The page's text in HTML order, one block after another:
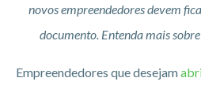
novos empreendedores devem
documento. Entenda mais
Empreendedores que desejam